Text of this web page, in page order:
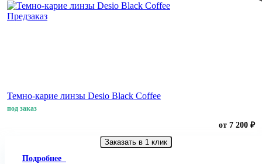
Предзаказ
Темно-карие линзы Desio Black Coffee
под заказ
от 7 200 ₽
Заказать в 1 клик
Подробнее